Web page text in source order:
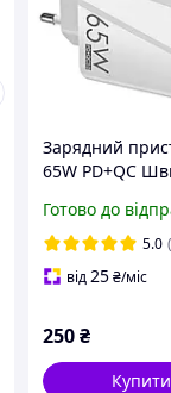
Зарядний
65W PD+QC
смартфонів,
та ноутбуків
Готово до
5.0
від25₴/міс
250₴
Купити